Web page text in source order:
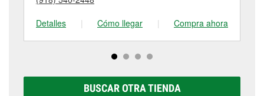
visítanos en 2145 Military Avenue, Baxter Springs,
tienda #4083 para obtener más información.
Detalles
| Cómo llegar | Compra ahora
BUSCAR OTRA TIENDA